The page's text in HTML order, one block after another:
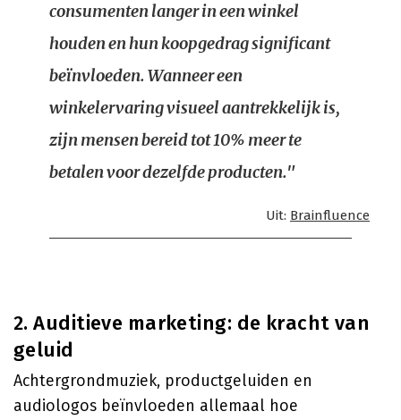
consumenten langer in een winkel
houden en hun koopgedrag significant
beïnvloeden. Wanneer een
winkelervaring visueel aantrekkelijk is,
zijn mensen bereid tot 10% meer te
betalen voor dezelfde producten."
Uit: Brainfluence
2. Auditieve marketing: de kracht van
geluid
Achtergrondmuziek, productgeluiden en
audiologos beïnvloeden allemaal hoe